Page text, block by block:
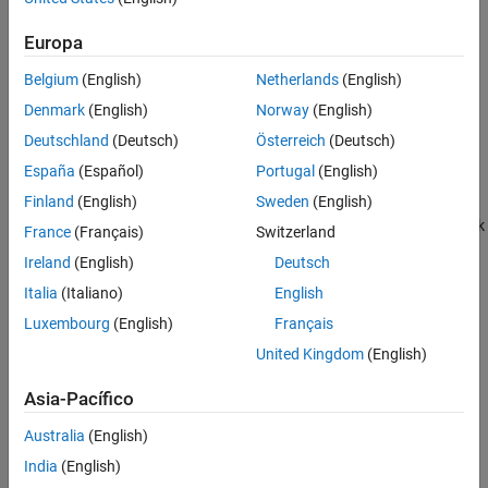
También puede modelar bloques y componentes de Simulink
integrando modelos de Simulink existentes y herramientas o
código externos en Simulink. Para obtener más información,
consulteCrear componentes del modelo a gran escala
Categorías
Conceptos básicos para crear bloques
Principios para extender la funcionalidad de modelado de Simulink
Utilice código de MATLAB en API especializadas para crear
bloques
Europa
Belgium (English)
Denmark (English)
Deutschland (Deutsch)
España (Español)
Finland (English)
France (Français)
Ireland (English)
Italia (Italiano)
Luxembourg (English)
Netherlands(English)
Norway(English)
Österreich (Deutsch)
Portugal (English)
Sweden (English)
Switzerland
Deutsch
English
Français
United Kingdom(English)
Asia-Pacífico
Australia (English)
India (English)